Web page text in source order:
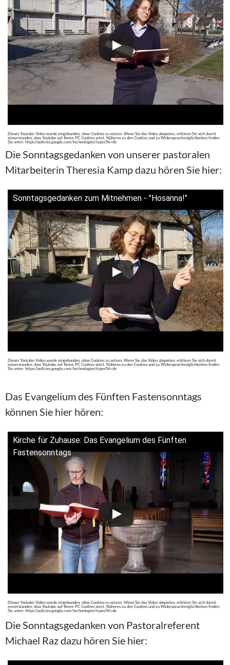
Dieses Youtube-Video wurde eingebunden, ohne Cookies zu setzen. Wenn Sie das Video abspielen, erklären Sie sich damit
einverstanden, dass Youtube auf Ihrem PC Cookies setzt. Näheres zu den Cookies und zu Widerspruchmöglichkeiten finden
Sie unter: https://policies.google.com/technologies/types?hl=de
Die Sonntagsgedanken von unserer pastoralen
Mitarbeiterin Theresia Kamp dazu hören Sie hier:
Sonntagsgedanken zum Mitnehmen - "Hosanna!"
Dieses Youtube-Video wurde eingebunden, ohne Cookies zu setzen. Wenn Sie das Video abspielen, erklären Sie sich damit
einverstanden, dass Youtube auf Ihrem PC Cookies setzt. Näheres zu den Cookies und zu Widerspruchmöglichkeiten finden
Sie unter: https://policies.google.com/technologies/types?hl=de
Das Evangelium des Fünften Fastensonntags
können Sie hier hören:
Kirche für Zuhause: Das Evangelium des Fünften
Fastensonntags
Dieses Youtube-Video wurde eingebunden, ohne Cookies zu setzen. Wenn Sie das Video abspielen, erklären Sie sich damit
einverstanden, dass Youtube auf Ihrem PC Cookies setzt. Näheres zu den Cookies und zu Widerspruchmöglichkeiten finden
Sie unter: https://policies.google.com/technologies/types?hl=de
Die Sonntagsgedanken von Pastoralreferent
Michael Raz dazu hören Sie hier: